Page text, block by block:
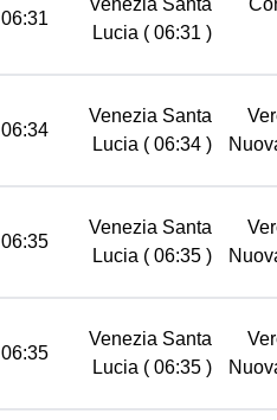
06:31
Venezia Santa
Lucia ( 06:31 )
06:34
Venezia Santa
Lucia ( 06:34 )
06:35
Venezia Santa
Lucia ( 06:35 )
06:35
Venezia Santa
Lucia ( 06:35 )